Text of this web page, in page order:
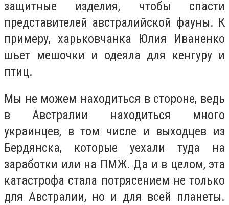
защитные изделия, чтобы спасти
представителей австралийской фауны. К
примеру, харьковчанка Юлия Иваненко
шьет мешочки и одеяла для кенгуру и
птиц.
Мы не можем находиться в стороне, ведь
в Австралии находиться много
украинцев, в том числе и выходцев из
Бердянска, которые уехали туда на
заработки или на ПМЖ. Да и в целом, эта
катастрофа стала потрясением не только
для Австралии, но и для всей планеты.